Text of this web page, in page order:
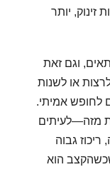
זינוק, יותר
וגם זאת
או לשנות
לחופש אמיתי.
מזה—לעיתים
גבוה
הוא